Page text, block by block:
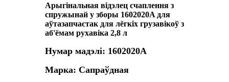
Арыгінальная відэлец счаплення з
спружынай у зборы 1602020A для
аўтазапчастак для лёгкіх грузавікоў з
аб'ёмам рухавіка 2,8 л
Нумар мадэлі: 1602020A
Марка: Сапраўдная